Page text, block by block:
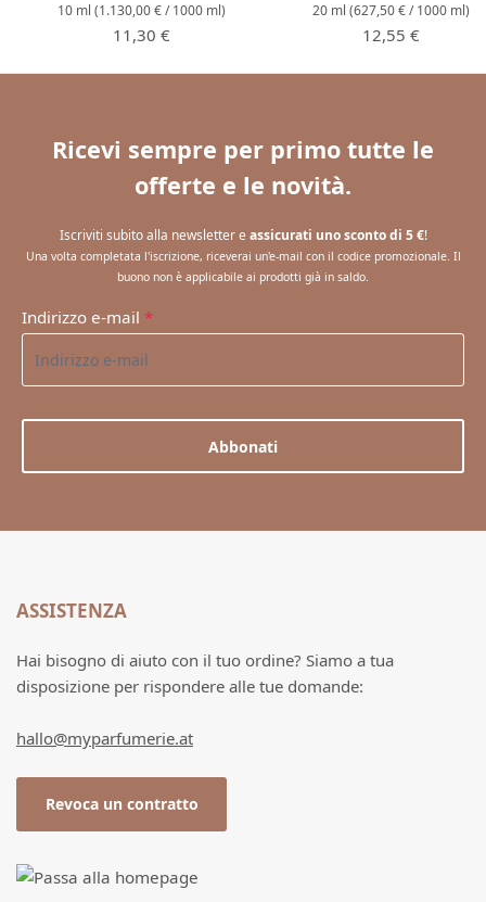
10 ml (1.130,00 € / 1000 ml)
Prezzo normale:
11,30 €
20 ml (627,50 € / 1000 ml)
Prezzo normale:
12,55 €
Ricevi sempre per primo tutte le
offerte e le novità.
Iscriviti subito alla newsletter e assicurati uno sconto di 5 €!
Una volta completata l'iscrizione, riceverai un'e-mail con il codice promozionale. Il
buono non è applicabile ai prodotti già in saldo.
Indirizzo e-mail *
Abbonati
ASSISTENZA
Hai bisogno di aiuto con il tuo ordine? Siamo a tua
disposizione per rispondere alle tue domande:
hallo@myparfumerie.at
Revoca un contratto